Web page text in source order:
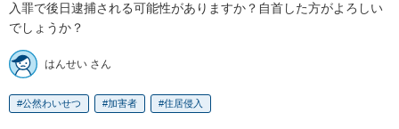
入罪で後日逮捕される可能性がありますか？自首した方がよろしい
でしょうか？
はんせい さん
公然わいせつ 加害者 住居侵入